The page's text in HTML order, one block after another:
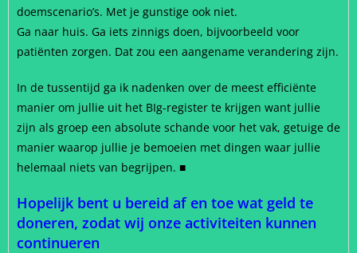
doemscenario’s. Met je gunstige ook niet.
Ga naar huis. Ga iets zinnigs doen, bijvoorbeeld voor
patiënten zorgen. Dat zou een aangename verandering zijn.
In de tussentijd ga ik nadenken over de meest efficiënte
manier om jullie uit het BIg-register te krijgen want jullie
zijn als groep een absolute schande voor het vak, getuige de
manier waarop jullie je bemoeien met dingen waar jullie
helemaal niets van begrijpen. ■
Hopelijk bent u bereid af en toe wat geld te
doneren, zodat wij onze activiteiten kunnen
continueren